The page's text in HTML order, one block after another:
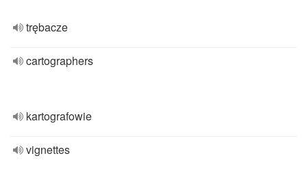
trębacze
cartographers
kartografowie
vignettes